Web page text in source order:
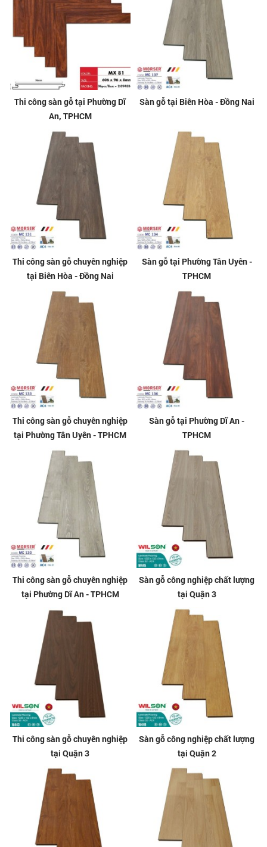
Thi công sàn gỗ tại Phường Dĩ
An, TPHCM
Sàn gỗ tại Biên Hòa - Đồng Nai
Thi công sàn gỗ chuyên nghiệp
tại Biên Hòa - Đồng Nai
Sàn gỗ tại Phường Tân Uyên -
TPHCM
Thi công sàn gỗ chuyên nghiệp
tại Phường Tân Uyên - TPHCM
Sàn gỗ tại Phường Dĩ An -
TPHCM
Thi công sàn gỗ chuyên nghiệp
tại Phường Dĩ An - TPHCM
Sàn gỗ công nghiệp chất lượng
tại Quận 3
Thi công sàn gỗ chuyên nghiệp
tại Quận 3
Sàn gỗ công nghiệp chất lượng
tại Quận 2